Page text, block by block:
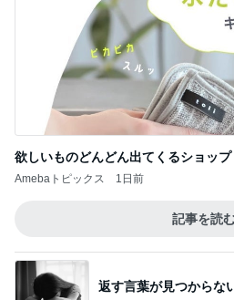
欲しいものどんどん出てくるショップ
Amebaトピックス 1日前
記事を読
返す言葉が見つからな